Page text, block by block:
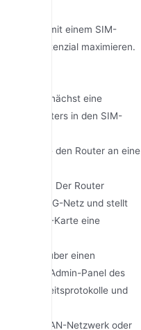
mit einem SIM-
sein Potenzial maximieren.
Sie zunächst eine
in den SIM-
Sie den Router an eine
: Der Router
5G-Netz und stellt
der SIM-Karte eine
Sie über einen
auf das Admin-Panel des
Sicherheitsprotokolle und
Sie das WLAN-Netzwerk oder